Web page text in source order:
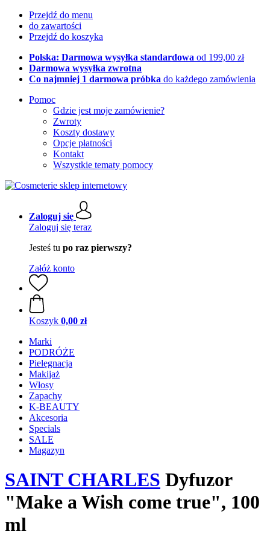
Przejdź do menu
do zawartości
Przejdź do koszyka
Polska: Darmowa wysyłka standardowa od 199,00 zł
Darmowa wysyłka zwrotna
Co najmniej 1 darmowa próbka do każdego zamówienia
Pomoc
Gdzie jest moje zamówienie?
Zwroty
Koszty dostawy
Opcje płatności
Kontakt
Wszystkie tematy pomocy
Zaloguj się
Zaloguj się teraz
Jesteś tu po raz pierwszy?
Załóż konto
Koszyk 0,00 zł
Marki
PODRÓŻE
Pielęgnacja
Makijaż
Włosy
Zapachy
K-BEAUTY
Akcesoria
Specials
SALE
Magazyn
SAINT CHARLES Dyfuzor
"Make a Wish come true", 100
ml